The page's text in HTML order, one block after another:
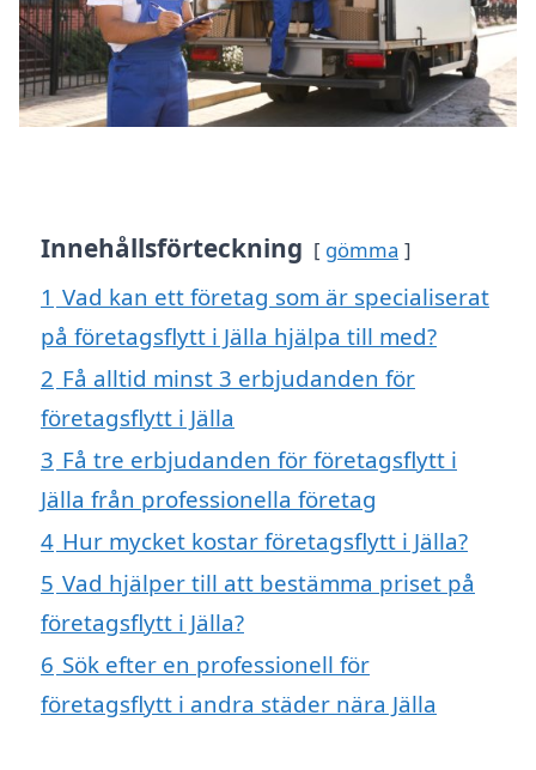
Innehållsförteckning gömma
1 Vad kan ett företag som är specialiserat
på företagsflytt i Jälla hjälpa till med?
2 Få alltid minst 3 erbjudanden för
företagsflytt i Jälla
3 Få tre erbjudanden för företagsflytt i
Jälla från professionella företag
4 Hur mycket kostar företagsflytt i Jälla?
5 Vad hjälper till att bestämma priset på
företagsflytt i Jälla?
6 Sök efter en professionell för
företagsflytt i andra städer nära Jälla